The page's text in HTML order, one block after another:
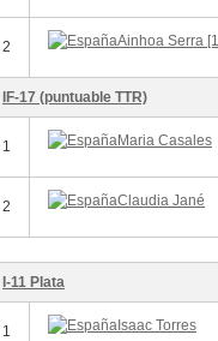
2 Ainhoa Serra
IF-17 (puntuable TTR)
1 Maria Casales
2 Claudia Jané
I-11 Plata
1 Isaac Torres